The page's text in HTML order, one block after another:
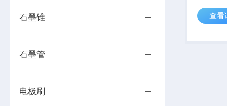
石墨锥
石墨管
电极刷
查看